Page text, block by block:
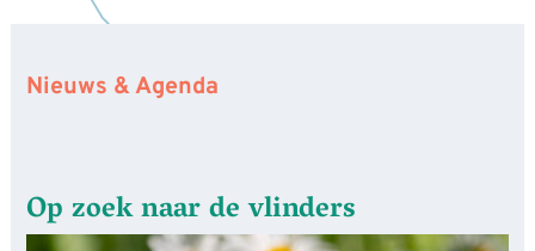
Nieuws & Agenda
Op zoek naar de vlinders